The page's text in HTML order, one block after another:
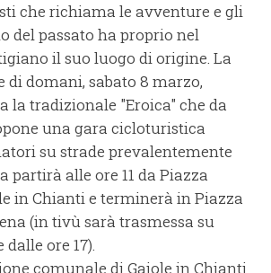
che richiama le avventure e gli
del passato ha proprio nel
il suo luogo di origine. La
domani, sabato 8 marzo,
la tradizionale "Eroica" che da
una gara cicloturistica
su strade prevalentemente
partirà alle ore 11 da Piazza
in Chianti e terminerà in Piazza
(in tivù sarà trasmessa su
ore 17).
comunale di Gaiole in Chianti